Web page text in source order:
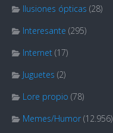
Ilusiones ópticas (28)
Interesante (295)
Internet (17)
Juguetes (2)
Lore propio (78)
Memes/Humor (12.956)